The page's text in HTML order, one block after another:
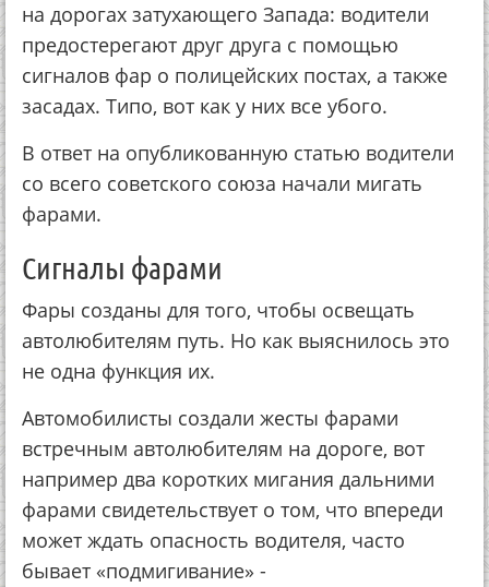
на дорогах затухающего Запада: водители
предостерегают друг друга с помощью
сигналов фар о полицейских постах, а также
засадах. Типо, вот как у них все убого.
В ответ на опубликованную статью водители
со всего советского союза начали мигать
фарами.
Сигналы фарами
Фары созданы для того, чтобы освещать
автолюбителям путь. Но как выяснилось это
не одна функция их.
Автомобилисты создали жесты фарами
встречным автолюбителям на дороге, вот
например два коротких мигания дальними
фарами свидетельствует о том, что впереди
может ждать опасность водителя, часто
бывает «подмигивание» -